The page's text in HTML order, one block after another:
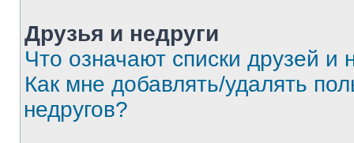
Друзья и недруги
Что означают списки друзей и
Как мне добавлять/удалять
недругов?